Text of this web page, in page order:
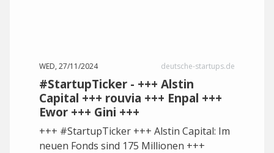
WED, 27/11/2024 deutsche-startups.de
#StartupTicker - +++ Alstin
Capital +++ rouvia +++ Enpal +++
Ewor +++ Gini +++
+++ #StartupTicker +++ Alstin Capital: Im
neuen Fonds sind 175 Millionen +++